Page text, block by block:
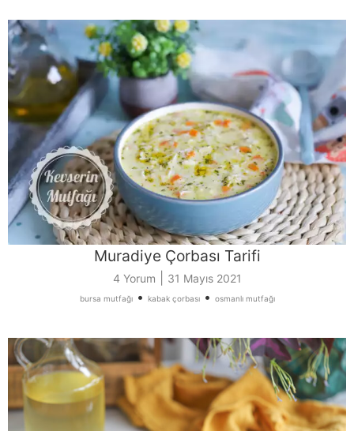
Muradiye Çorbası Tarifi
4 Yorum 31 Mayıs 2021
bursa mutfağı• kabak çorbası• osmanlı mutfağı